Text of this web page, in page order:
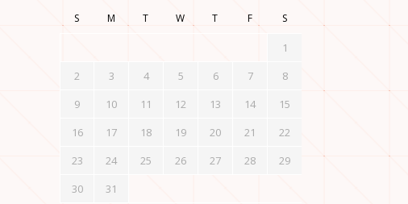
S
M T W T F S
1
2
3 4 5 6 7
8
9
10 11 12 13 14
15
16
17 18 19 20 21
22
23
24 25 26 27 28
29
30
31